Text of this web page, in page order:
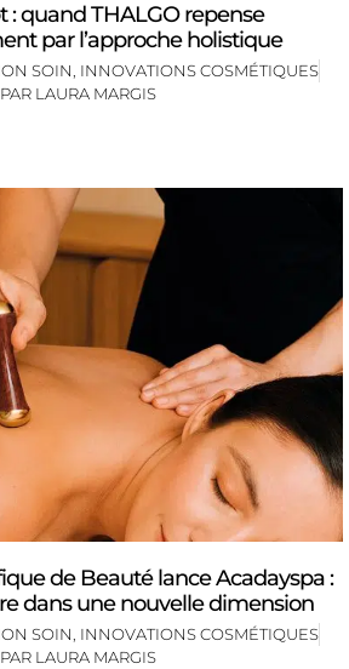
: quand THALGO repense
par l’approche holistique
SOIN INNOVATIONS COSMÉTIQUES
PAR LAURA MARGIS
de Beauté lance Acadayspa :
dans une nouvelle dimension
SOIN INNOVATIONS COSMÉTIQUES
PAR LAURA MARGIS